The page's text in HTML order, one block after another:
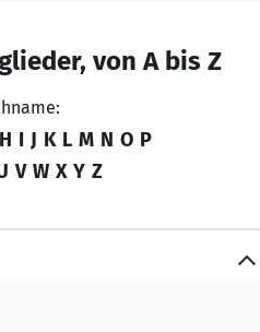
von A bis Z
H I J K L M N O P
V W X Y Z